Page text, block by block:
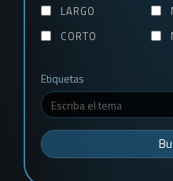
LARGO
CORTO
Etiquetas